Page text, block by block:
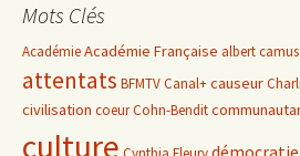
Mots Clés
AcadémieAcadémie Française albert camus
attentats BFMTVCanal+causeur
civilisation coeurCohn-Bendit
culture démocratie